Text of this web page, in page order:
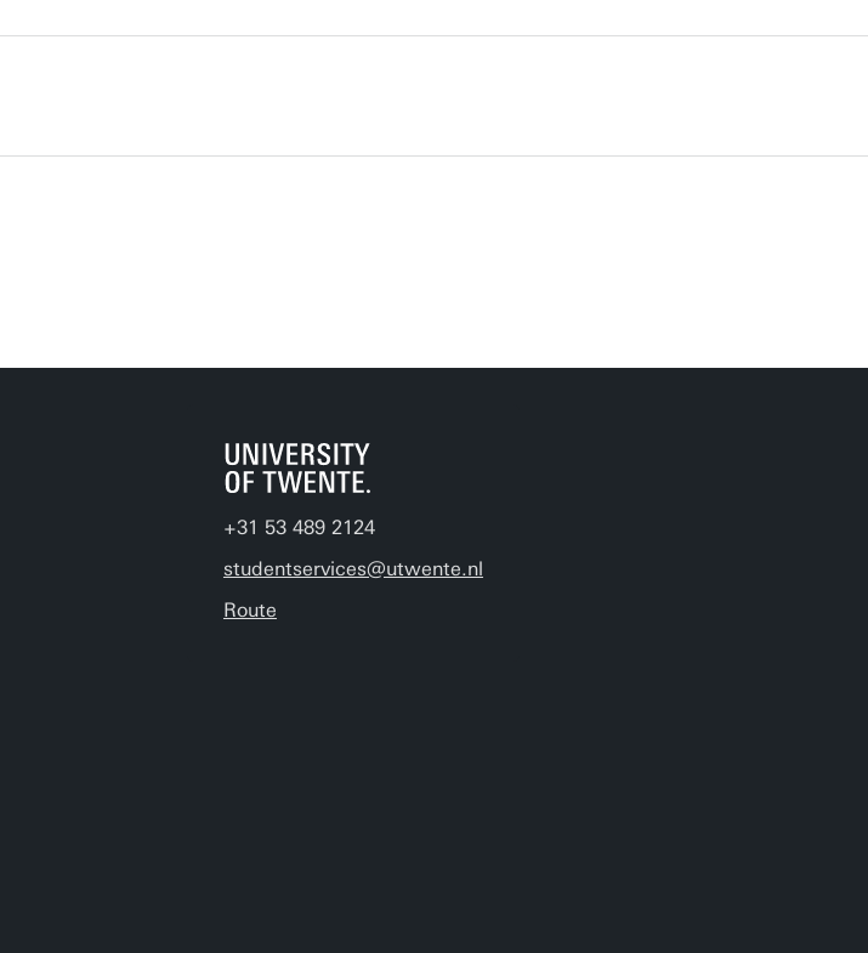
+31 53 489 2124
studentservices@utwente.nl
Route